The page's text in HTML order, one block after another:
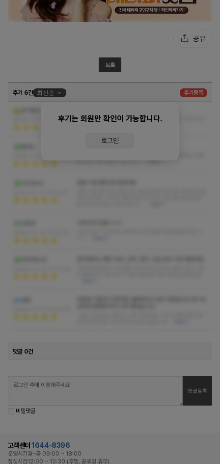
공유
목록
후기 6건 최신순 후기등록
후기는 회원만 확인이 가능합니다.
로그인
2026-07-18 17:42:30
샵 분위기 시설 너무 좋아요 괜히 샵 리뷰가 좋은 이유가 있
더보기
댓글 0건
비밀댓글
고객센터 1644-8396
운영시간월~금 09:00 ~ 18:00
점심시간12:00 ~ 13:30 (주말, 공휴일 휴무)